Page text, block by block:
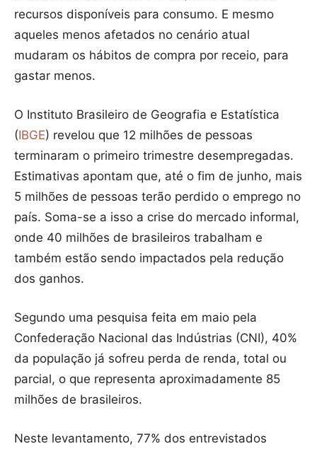
recursos disponíveis para consumo. E mesmo
aqueles menos afetados no cenário atual
mudaram os hábitos de compra por receio, para
gastar menos.
O Instituto Brasileiro de Geografia e Estatística
(IBGE) revelou que 12 milhões de pessoas
terminaram o primeiro trimestre desempregadas.
Estimativas apontam que, até o fim de junho, mais
5 milhões de pessoas terão perdido o emprego no
país. Soma-se a isso a crise do mercado informal,
onde 40 milhões de brasileiros trabalham e
também estão sendo impactados pela redução
dos ganhos.
Segundo uma pesquisa feita em maio pela
Confederação Nacional das Indústrias (CNI), 40%
da população já sofreu perda de renda, total ou
parcial, o que representa aproximadamente 85
milhões de brasileiros.
Neste levantamento, 77% dos entrevistados